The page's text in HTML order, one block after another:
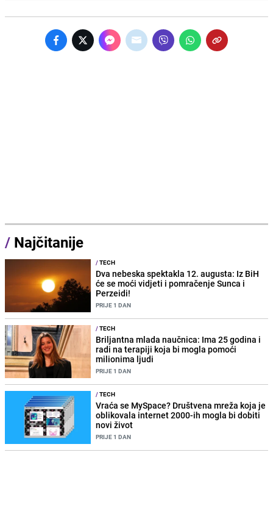
/ Najčitanije
/TECH
Dva nebeska spektakla 12. augusta: Iz BiH
će se moći vidjeti i pomračenje Sunca i
Perzeidi!
PRIJE 1 DAN
/TECH
Briljantna mlada naučnica: Ima 25 godina i
radi na terapiji koja bi mogla pomoći
milionima ljudi
PRIJE 1 DAN
/TECH
Vraća se MySpace? Društvena mreža koja je
oblikovala internet 2000-ih mogla bi dobiti
novi život
PRIJE 1 DAN